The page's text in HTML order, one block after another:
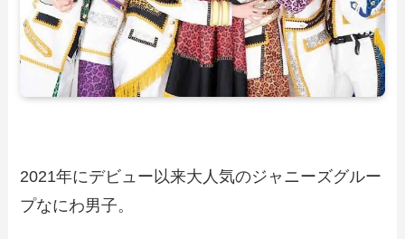
2021年にデビュー以来大人気のジャニーズグルー
プなにわ男子。